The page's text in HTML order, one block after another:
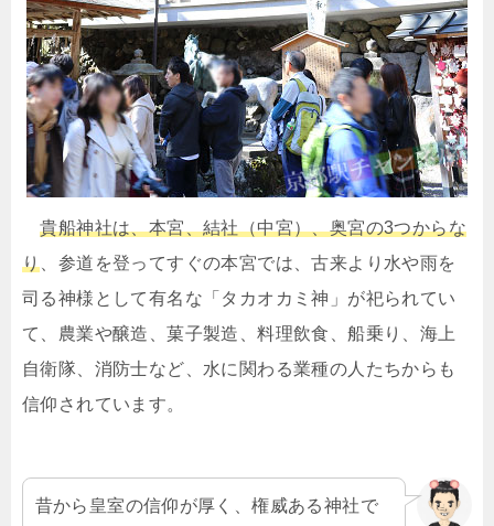
貴船神社は、本宮、結社（中宮）、奥宮の3つからな
り 、参道を登ってすぐの本宮では、古来より水や雨を
司る神様として有名な「タカオカミ神」が祀られてい
て、農業や醸造、菓子製造、料理飲食、船乗り、海上
自衛隊、消防士など、水に関わる業種の人たちからも
信仰されています。
昔から皇室の信仰が厚く、権威ある神社で